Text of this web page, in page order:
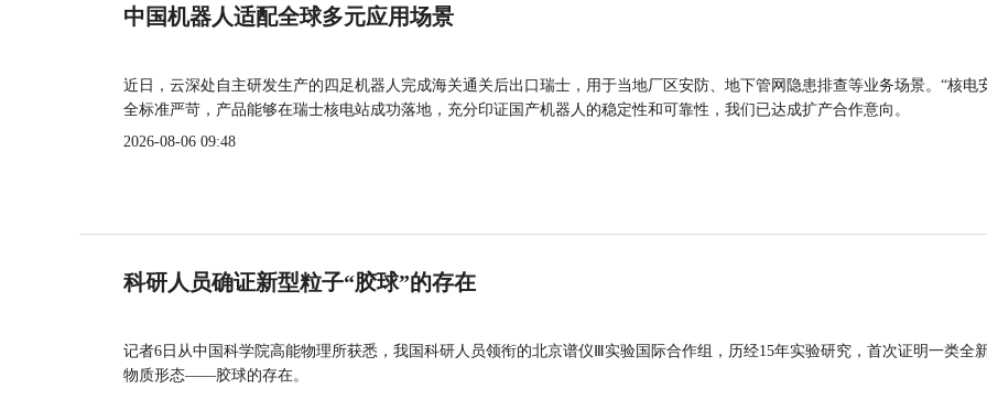
中国机器人适配全球多元应用场景
近日，云深处自主研发生产的四足机器人完成海关通关后出口瑞士，用于当地厂区安防、地下管网隐患排查等业务场景。“核电
全标准严苛，产品能够在瑞士核电站成功落地，充分印证国产机器人的稳定性和可靠性，我们已达成扩产合作意向。
2026-08-06 09:48
科研人员确证新型粒子“胶球”的存在
记者6日从中国科学院高能物理所获悉，我国科研人员领衔的北京谱仪Ⅲ实验国际合作组，历经15年实验研究，首次证明一类全
物质形态——胶球的存在。